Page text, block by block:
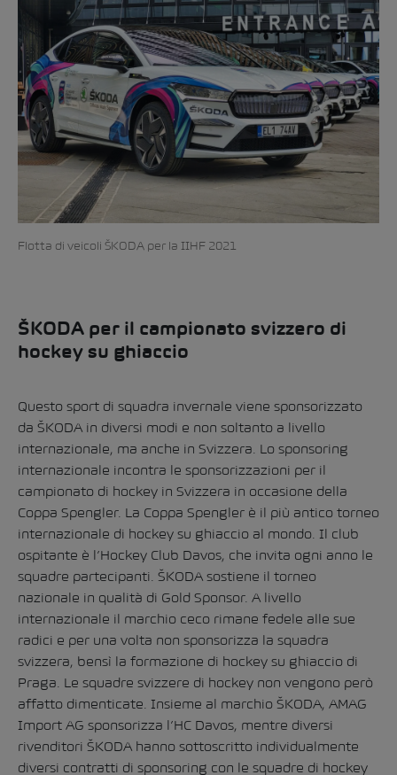
Flotta di veicoli ŠKODA per la IIHF 2021
ŠKODA per il campionato svizzero di
hockey su ghiaccio
Questo sport di squadra invernale viene sponsorizzato
da ŠKODA in diversi modi e non soltanto a livello
internazionale, ma anche in Svizzera. Lo sponsoring
internazionale incontra le sponsorizzazioni per il
campionato di hockey in Svizzera in occasione della
Coppa Spengler. La Coppa Spengler è il più antico torneo
internazionale di hockey su ghiaccio al mondo. Il club
ospitante è l’Hockey Club Davos, che invita ogni anno le
squadre partecipanti. ŠKODA sostiene il torneo
nazionale in qualità di Gold Sponsor. A livello
internazionale il marchio ceco rimane fedele alle sue
radici e per una volta non sponsorizza la squadra
svizzera, bensì la formazione di hockey su ghiaccio di
Praga. Le squadre svizzere di hockey non vengono però
affatto dimenticate. Insieme al marchio ŠKODA, AMAG
Import AG sponsorizza l’HC Davos, mentre diversi
rivenditori ŠKODA hanno sottoscritto individualmente
diversi contratti di sponsoring con le squadre di hockey